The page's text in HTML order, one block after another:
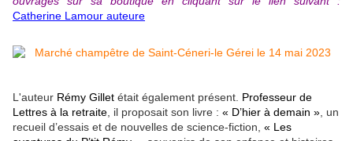
Catherine Lamour auteure
L'auteur Rémy Gillet était également présent. Professeur de
Lettres à la retraite , il proposait son livre : « D’hier à demain » , un
recueil d’essais et de nouvelles de science-fiction, « Les